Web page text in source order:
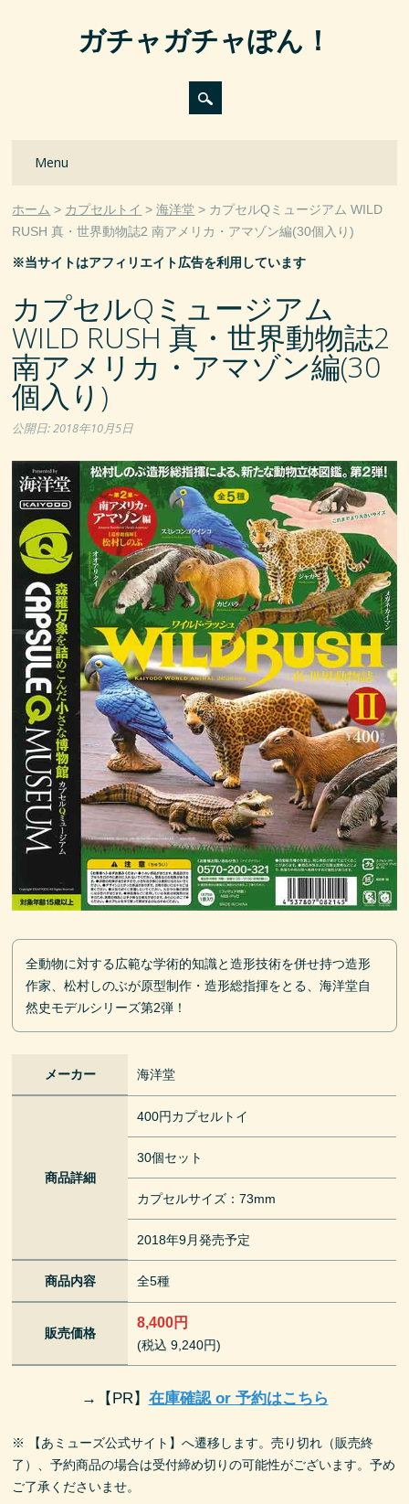
ガチャガチャぽん！
Main menu
Menu
ホーム カプセルトイ 海洋堂
カプセルQミュージアム WILD
RUSH 真・世界動物誌2 南アメリカ・アマゾン編(30個入り)
※当サイトはアフィリエイト広告を利用しています
カプセルQミュージアム
WILD RUSH 真・世界動物誌2
南アメリカ・アマゾン編(30
個入り)
公開日:2018年10月5日
全動物に対する広範な学術的知識と造形技術を併せ持つ造形
作家、松村しのぶが原型制作・造形総指揮をとる、海洋堂自
然史モデルシリーズ第2弾！
メーカー 海洋堂
商品詳細
400円カプセルトイ
30個セット
カプセルサイズ：73mm
2018年9月発売予定
商品内容 全5種
販売価格
8,400円
(税込 9,240円)
→ 【PR】 在庫確認 or 予約はこちら
※ 【あミューズ公式サイト】へ遷移します。売り切れ（販売終
了）、予約商品の場合は受付締め切りの可能性がございます。予め
ご了承くださいませ。